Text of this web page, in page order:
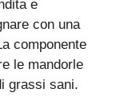
e
con una
componente
le mandorle
grassi sani.